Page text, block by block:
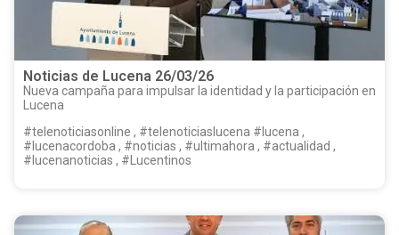
Noticias de Lucena 26/03/26
Nueva campaña para impulsar la identidad y la participación en
Lucena
#telenoticiasonline , #telenoticiaslucena #lucena ,
#lucenacordoba , #noticias , #ultimahora , #actualidad ,
#lucenanoticias , #Lucentinos